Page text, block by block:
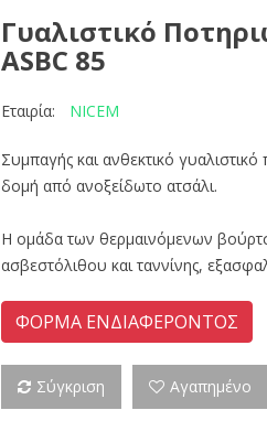
Γυαλιστικό
ASBC 85
Εταιρία: NICEM
Συμπαγής και ανθεκτικό
δομή από ανοξείδωτο ατσάλι.
Η ομάδα των θερμαινόμενων
ασβεστόλιθου και ταννίνης,
ΦΟΡΜΑ ΕΝΔΙΑΦΕΡΟΝΤΟΣ
Σύγκριση Αγαπημένο